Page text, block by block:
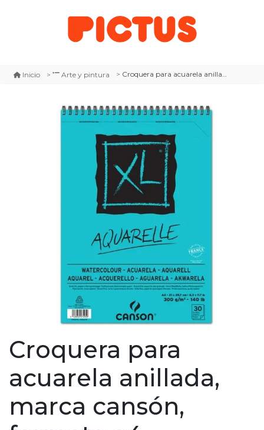
Inicio Arte y pintura Croquera para acuarela anillada, marca cansón, formato a4
Croquera para
acuarela anillada,
marca cansón,